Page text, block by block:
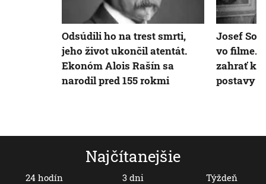
Najčítanejšie
24 hodín 3 dni Týždeň
Odsúdili ho na trest smrti,
jeho život ukončil atentát.
Ekonóm Alois Rašín sa
narodil pred 155 rokmi
Josef
vo filme.
zahrať
postavy